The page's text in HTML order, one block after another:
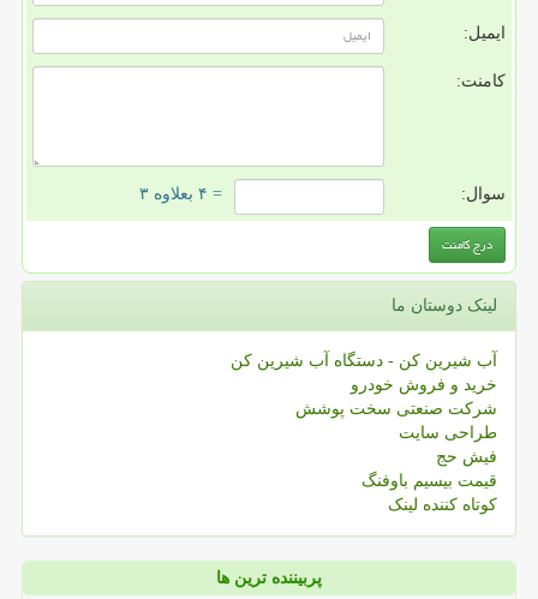
ایمیل:
کامنت:
سوال: = ۴ بعلاوه ۳
لینک دوستان ما
آب شیرین کن - دستگاه آب شیرین کن
خرید و فروش خودرو
شرکت صنعتی سخت پوشش
طراحی سایت
فیش حج
قیمت بیسیم باوفنگ
کوتاه کننده لینک
پربیننده ترین ها